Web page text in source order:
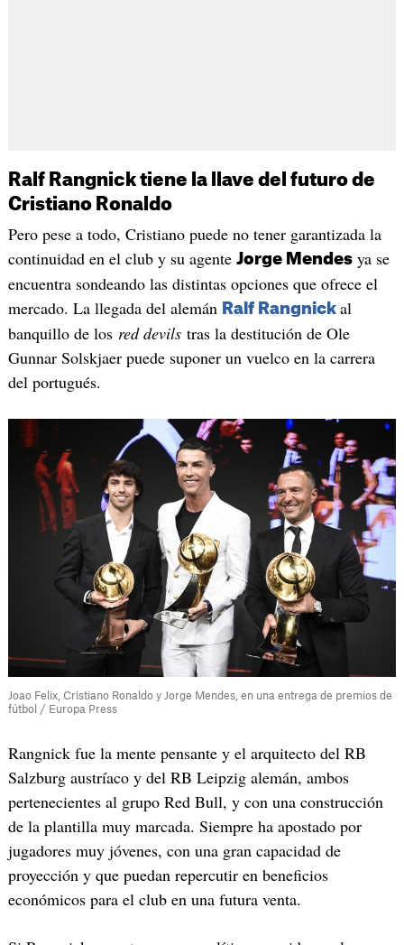
Ralf Rangnick tiene la llave del futuro de
Cristiano Ronaldo
Pero pese a todo, Cristiano puede no tener garantizada la
continuidad en el club y su agente Jorge Mendesya se
encuentra sondeando las distintas opciones que ofrece el
mercado. La llegada del alemán Ralf Rangnick al
banquillo de los red devilstras la destitución de Ole
Gunnar Solskjaer puede suponer un vuelco en la carrera
del portugués.
Joao Felix, Cristiano Ronaldo y Jorge Mendes, en una entrega de premios de
fútbol / Europa Press
Rangnick fue la mente pensante y el arquitecto del RB
Salzburg austríaco y del RB Leipzig alemán, ambos
pertenecientes al grupo Red Bull, y con una construcción
de la plantilla muy marcada. Siempre ha apostado por
jugadores muy jóvenes, con una gran capacidad de
proyección y que puedan repercutir en beneficios
económicos para el club en una futura venta.